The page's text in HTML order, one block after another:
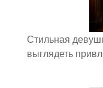
Стильная
выглядеть